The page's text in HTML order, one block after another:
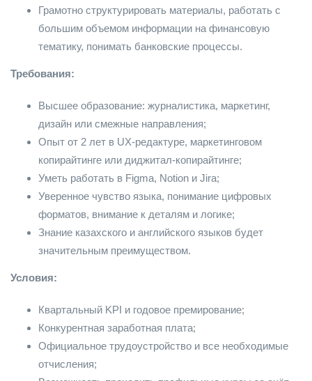
Грамотно структурировать материалы, работать с
большим объемом информации на финансовую
тематику, понимать банковские процессы.
Требования:
Высшее образование: журналистика, маркетинг,
дизайн или смежные направления;
Опыт от 2 лет в UX-редактуре, маркетинговом
копирайтинге или диджитал-копирайтинге;
Уметь работать в Figma, Notion и Jira;
Уверенное чувство языка, понимание цифровых
форматов, внимание к деталям и логике;
Знание казахского и английского языков будет
значительным преимуществом.
Условия:
Квартальный KPI и годовое премирование;
Конкурентная заработная плата;
Официальное трудоустройство и все необходимые
отчисления;